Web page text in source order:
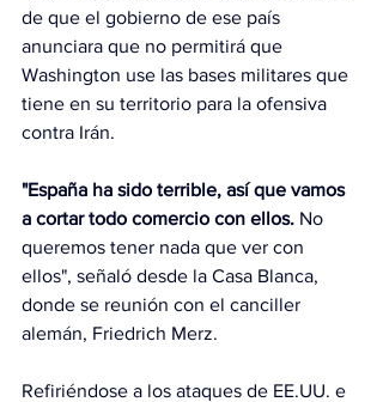
de que el gobierno de ese país
anunciara que no permitirá que
Washington use las bases militares que
tiene en su territorio para la ofensiva
contra Irán.
"España ha sido terrible, así que vamos
a cortar todo comercio con ellos. No
queremos tener nada que ver con
ellos", señaló desde la Casa Blanca,
donde se reunión con el canciller
alemán, Friedrich Merz.
Refiriéndose a los ataques de EE.UU. e